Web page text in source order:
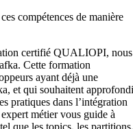
compétences de manière
certifié QUALIOPI, nous
Cette formation
ayant déjà une
et qui souhaitent
pratiques dans l’intégration
métier vous guide à
que les topics, les partitions,